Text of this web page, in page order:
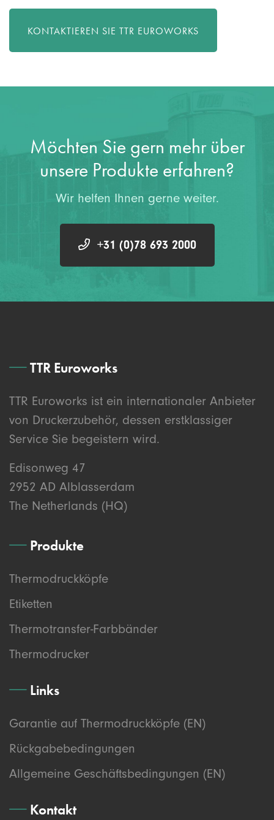
KONTAKTIEREN SIE TTR EUROWORKS
Möchten Sie gern mehr über
unsere Produkte erfahren?
Wir helfen Ihnen gerne weiter.
+31 (0)78 693 2000
TTR Euroworks
TTR Euroworks ist ein internationaler Anbieter
von Druckerzubehör, dessen erstklassiger
Service Sie begeistern wird.
Edisonweg 47
2952 AD Alblasserdam
The Netherlands (HQ)
Produkte
Thermodruckköpfe
Etiketten
Thermotransfer-Farbbänder
Thermodrucker
Links
Garantie auf Thermodruckköpfe (EN)
Rückgabebedingungen
Allgemeine Geschäftsbedingungen (EN)
Kontakt